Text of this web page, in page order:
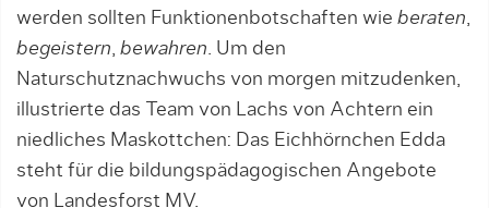
werden sollten Funktionenbotschaften wie beraten,
begeistern, bewahren. Um den
Naturschutznachwuchs von morgen mitzudenken,
illustrierte das Team von Lachs von Achtern ein
niedliches Maskottchen: Das Eichhörnchen Edda
steht für die bildungspädagogischen Angebote
von Landesforst MV.